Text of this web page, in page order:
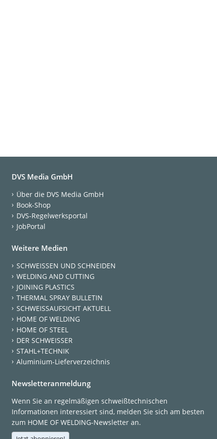
DVS Media GmbH
Über die DVS Media GmbH
Book-Shop
DVS-Regelwerksportal
JobPortal
Weitere Medien
SCHWEISSEN UND SCHNEIDEN
WELDING AND CUTTING
JOINING PLASTICS
THERMAL SPRAY BULLETIN
SCHWEISSAUFSICHT AKTUELL
HOME OF WELDING
HOME OF STEEL
DER SCHWEISSER
STAHL+TECHNIK
Aluminium-Lieferverzeichnis
Newsletteranmeldung
Wenn Sie an regelmäßigen schweißtechnischen
Informationen interessiert sind, melden Sie sich am besten
zum HOME OF WELDING-Newsletter an.